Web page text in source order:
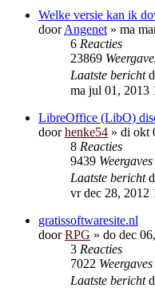
Welke versie kan ik
doorAngenet » ma
6 Reacties
23869
Laatste bericht
ma jul 01, 2013
LibreOffice (LibO)
doorhenke54 » di okt
8 Reacties
9439 Weergaves
Laatste bericht
vr dec 28, 2012
gratissoftwaresite.nl
doorRPG » do dec
3 Reacties
7022 Weergaves
Laatste bericht